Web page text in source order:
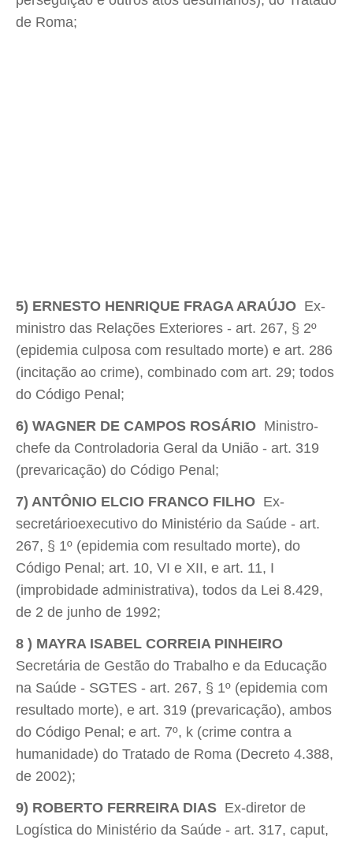
de Roma;
5) ERNESTO HENRIQUE FRAGA ARAÚJO  Ex-
ministro das Relações Exteriores - art. 267, § 2º
(epidemia culposa com resultado morte) e art. 286
(incitação ao crime), combinado com art. 29; todos
do Código Penal;
6) WAGNER DE CAMPOS ROSÁRIO  Ministro-
chefe da Controladoria Geral da União - art. 319
(prevaricação) do Código Penal;
7) ANTÔNIO ELCIO FRANCO FILHO  Ex-
secretárioexecutivo do Ministério da Saúde - art.
267, § 1º (epidemia com resultado morte), do
Código Penal; art. 10, VI e XII, e art. 11, I
(improbidade administrativa), todos da Lei 8.429,
de 2 de junho de 1992;
8 ) MAYRA ISABEL CORREIA PINHEIRO
Secretária de Gestão do Trabalho e da Educação
na Saúde - SGTES - art. 267, § 1º (epidemia com
resultado morte), e art. 319 (prevaricação), ambos
do Código Penal; e art. 7º, k (crime contra a
humanidade) do Tratado de Roma (Decreto 4.388,
de 2002);
9) ROBERTO FERREIRA DIAS  Ex-diretor de
Logística do Ministério da Saúde - art. 317, caput,